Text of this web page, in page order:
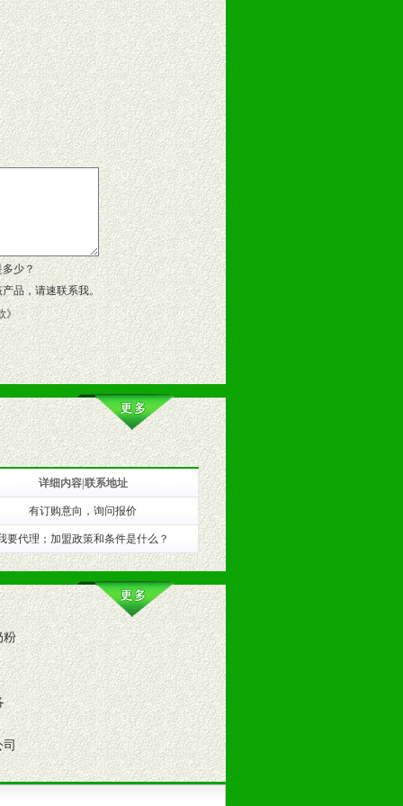
作手册、专柜咨询手册等各种市
。
多少？
品，请速联系我。
》
详细内容|联系地址
有订购意向，询问报价
要代理；加盟政策和条件是什么？
粉
司